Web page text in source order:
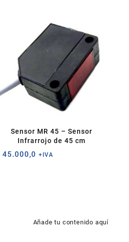
Sensor MR 45 – Sensor
Infrarrojo de 45 cm
45.000,0 +IVA
Añade tu contenido aquí